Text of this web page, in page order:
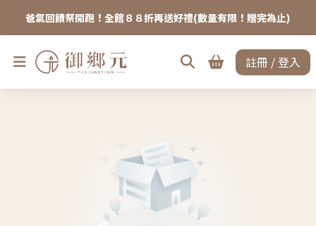
爸氣回饋祭開跑！全館８８折再送好禮(數量有限！贈完為止)
註冊 / 登入